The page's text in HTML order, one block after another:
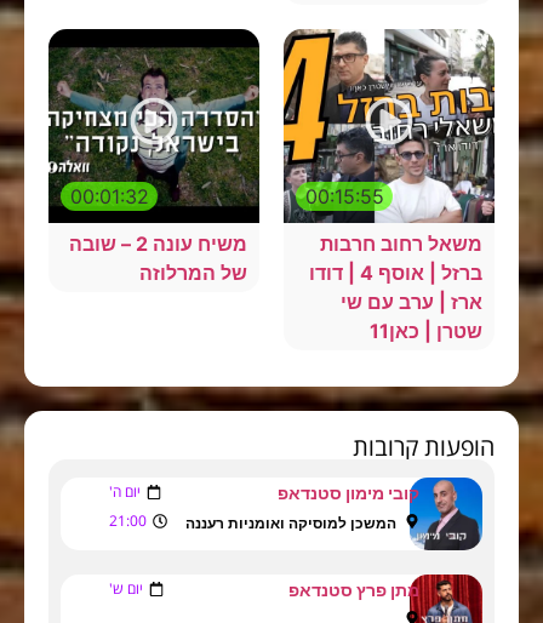
00:15:55
משאל רחוב חרבות
ברזל | אוסף 4 | דודו
ארז | ערב עם שי
שטרן | כאן11
00:01:32
משיח עונה 2 – שובה
של המרלוזה
הופעות קרובות
קובי מימון סטנדאפ יום ה'
המשכן למוסיקה ואומניות רעננה 21:00
מתן פרץ סטנדאפ יום ש'